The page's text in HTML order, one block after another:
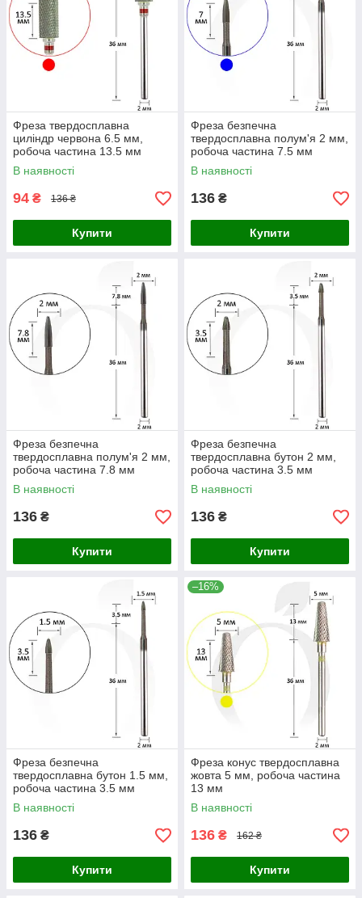
Фреза твердосплавна
циліндр червона 6.5 мм,
робоча частина 13.5 мм
В наявності
94 ₴ 136 ₴
Купити
Фреза безпечна
твердосплавна полум'я 2 мм,
робоча частина 7.5 мм
В наявності
136 ₴
Купити
Фреза безпечна
твердосплавна полум'я 2 мм,
робоча частина 7.8 мм
В наявності
136 ₴
Купити
Фреза безпечна
твердосплавна бутон 2 мм,
робоча частина 3.5 мм
В наявності
136 ₴
Купити
Фреза безпечна
твердосплавна бутон 1.5 мм,
робоча частина 3.5 мм
В наявності
136 ₴
Купити
–16%
Фреза конус твердосплавна
жовта 5 мм, робоча частина
13 мм
В наявності
136 ₴ 162 ₴
Купити